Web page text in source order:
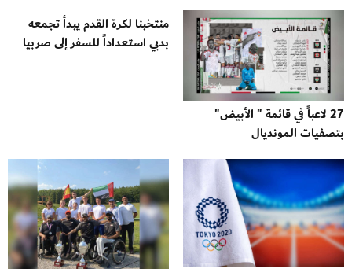
27 لاعباً في قائمة " الأبيض"
بتصفيات المونديال
منتخبنا لكرة القدم يبدأ تجمعه
بدبي استعداداً للسفر إلى صربيا